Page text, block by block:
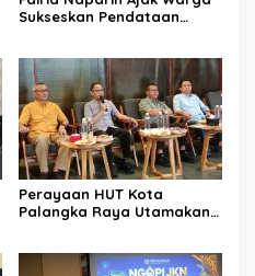
Sukseskan Pendataan
Perayaan HUT Kota
Palangka Raya Utamakan